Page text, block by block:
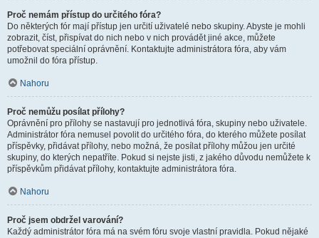
Proč nemám přístup do určitého fóra?
Do některých fór mají přístup jen určití uživatelé nebo skupiny. Abyste je mohli
zobrazit, číst, přispívat do nich nebo v nich provádět jiné akce, můžete
potřebovat speciální oprávnění. Kontaktujte administrátora fóra, aby vám
umožnil do fóra přístup.
Nahoru
Proč nemůžu posílat přílohy?
Oprávnění pro přílohy se nastavují pro jednotlivá fóra, skupiny nebo uživatele.
Administrátor fóra nemusel povolit do určitého fóra, do kterého můžete posílat
příspěvky, přidávat přílohy, nebo možná, že posílat přílohy můžou jen určité
skupiny, do kterých nepatříte. Pokud si nejste jisti, z jakého důvodu nemůžete k
příspěvkům přidávat přílohy, kontaktujte administrátora fóra.
Nahoru
Proč jsem obdržel varování?
Každý administrátor fóra má na svém fóru svoje vlastní pravidla. Pokud nějaké